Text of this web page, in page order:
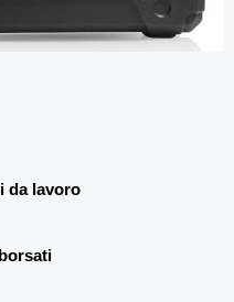
da lavoro